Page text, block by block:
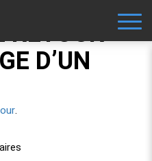
RETOUR
D’UN
.